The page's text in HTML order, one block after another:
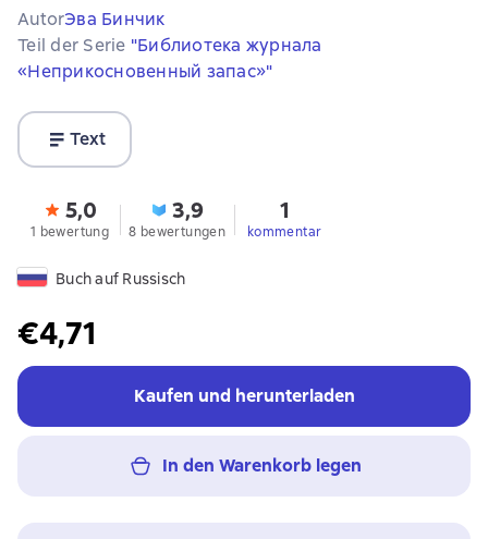
AutorЭва Бинчик
Teil der Serie "Библиотека журнала
«Неприкосновенный запас»"
Text
5,0
1 bewertung
3,9
8 bewertungen
1
kommentar
Buch auf Russisch
€4,71
Kaufen und herunterladen
In den Warenkorb legen